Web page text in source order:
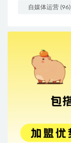
自媒体运营(96)